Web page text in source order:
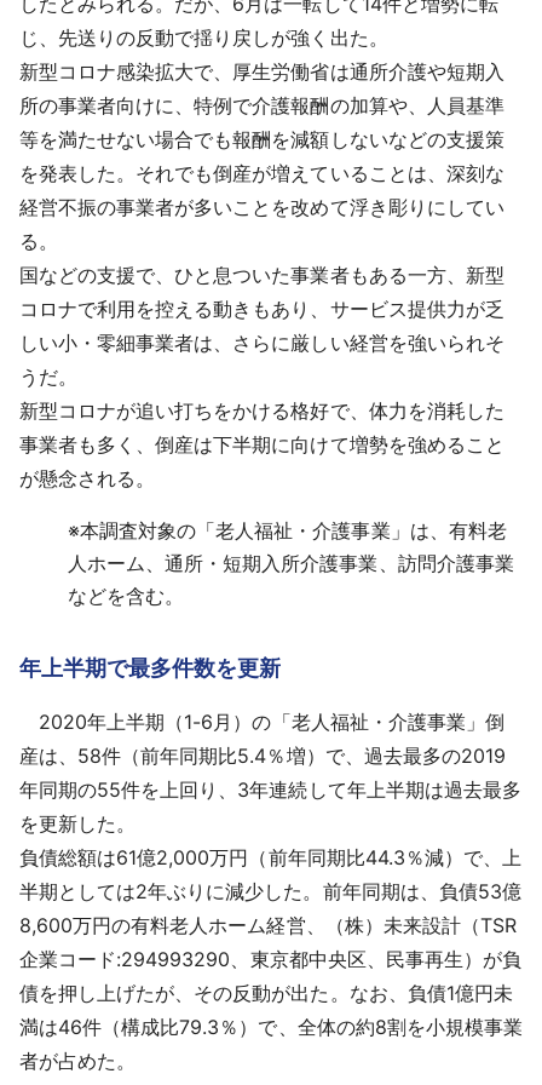
じ、先送りの反動で揺り戻しが強く出た。
新型コロナ感染拡大で、厚生労働省は通所介護や短期入
所の事業者向けに、特例で介護報酬の加算や、人員基準
等を満たせない場合でも報酬を減額しないなどの支援策
を発表した。それでも倒産が増えていることは、深刻な
経営不振の事業者が多いことを改めて浮き彫りにしてい
る。
国などの支援で、ひと息ついた事業者もある一方、新型
コロナで利用を控える動きもあり、サービス提供力が乏
しい小・零細事業者は、さらに厳しい経営を強いられそ
うだ。
新型コロナが追い打ちをかける格好で、体力を消耗した
事業者も多く、倒産は下半期に向けて増勢を強めること
が懸念される。
※本調査対象の「老人福祉・介護事業」は、有料老
人ホーム、通所・短期入所介護事業、訪問介護事業
などを含む。
年上半期で最多件数を更新
2020年上半期（1-6月）の「老人福祉・介護事業」倒
産は、58件（前年同期比5.4％増）で、過去最多の2019
年同期の55件を上回り、3年連続して年上半期は過去最多
を更新した。
負債総額は61億2,000万円（前年同期比44.3％減）で、上
半期としては2年ぶりに減少した。前年同期は、負債53億
8,600万円の有料老人ホーム経営、（株）未来設計（TSR
企業コード:294993290、東京都中央区、民事再生）が負
債を押し上げたが、その反動が出た。なお、負債1億円未
満は46件（構成比79.3％）で、全体の約8割を小規模事業
者が占めた。